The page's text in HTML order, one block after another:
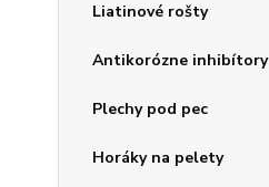
Liatinové rošty
Antikorózne inhibítory
Plechy pod pec
Horáky na pelety